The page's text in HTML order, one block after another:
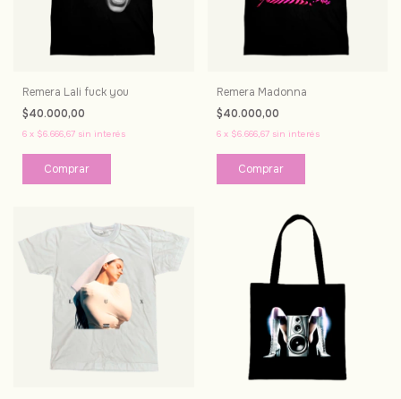
Remera Lali fuck you
$40.000,00
6 x $6.666,67 sin interés
Comprar
Remera Madonna
$40.000,00
6 x $6.666,67 sin interés
Comprar